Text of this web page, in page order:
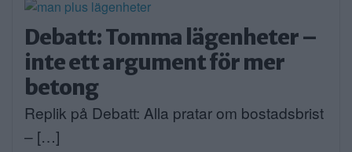
Debatt: Tomma lägenheter –
inte ett argument för mer
betong
Replik på Debatt: Alla pratar om bostadsbrist
– […]